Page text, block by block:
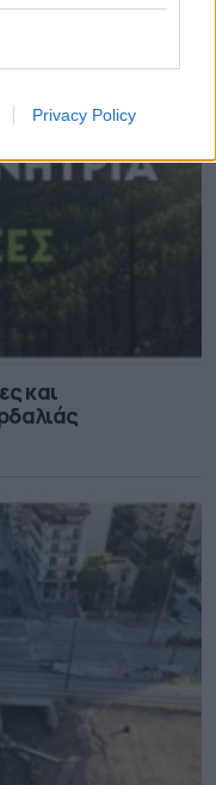
Privacy Policy
και